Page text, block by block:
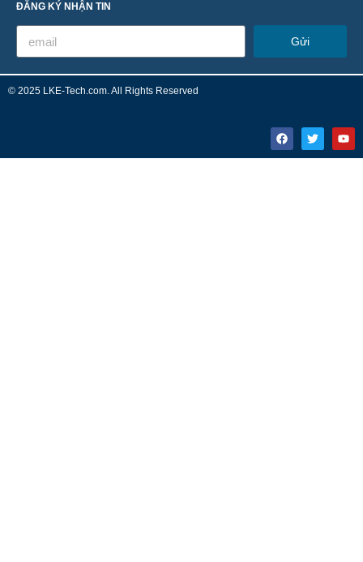
ĐĂNG KÝ NHẬN TIN
Gửi
© 2025 LKE-Tech.com. All Rights Reserved